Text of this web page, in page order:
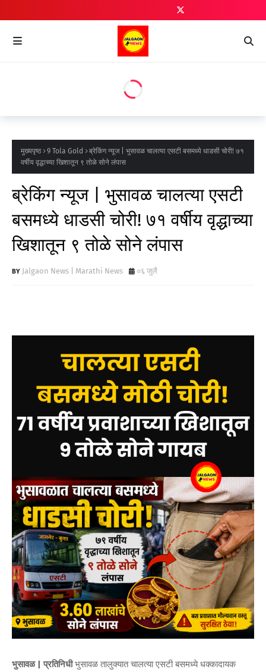
मुख्यपृष्ठ 9 Tola Gold
ब्रेकिंग न्यूज | भुसावळ चालत्या एसटी बसमध्ये धाडसी चोरी! ७१
वर्षीय वृद्धाच्या खिशातून ९ तोळे सोने लंपास
ब्रेकिंग न्यूज | भुसावळ चालत्या एसटी
बसमध्ये धाडसी चोरी! ७१ वर्षीय वृद्धाच्या
खिशातून ९ तोळे सोने लंपास
Jalgaon News | Marathi News ०६ जुलै
भुसावळ | प्रतिनिधीभुसावळ तालुक्यात चालत्या एसटी बसमध्ये धक्कादायक